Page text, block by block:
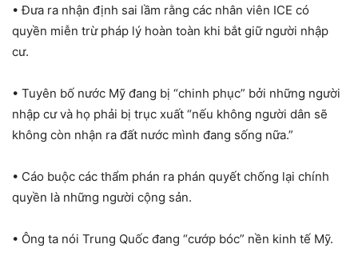
• Đưa ra nhận định sai lầm rằng các nhân viên ICE có
quyền miễn trừ pháp lý hoàn toàn khi bắt giữ người nhập
cư.
• Tuyên bố nước Mỹ đang bị “chinh phục” bởi những người
nhập cư và họ phải bị trục xuất “nếu không người dân sẽ
không còn nhận ra đất nước mình đang sống nữa.”
• Cáo buộc các thẩm phán ra phán quyết chống lại chính
quyền là những người cộng sản.
• Ông ta nói Trung Quốc đang “cướp bóc” nền kinh tế Mỹ.